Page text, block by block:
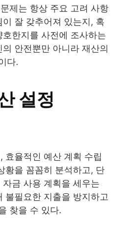
제는 항상 주요 고려 사항
잘 갖추어져 있는지, 혹
한지를 사전에 조사하는
안전뿐만 아니라 재산의
다.
설정
효율적인 예산 계획 수립
황을 꼼꼼히 분석하고, 단
금 사용 계획을 세우는
불필요한 지출을 방지하고
찾을 수 있다.